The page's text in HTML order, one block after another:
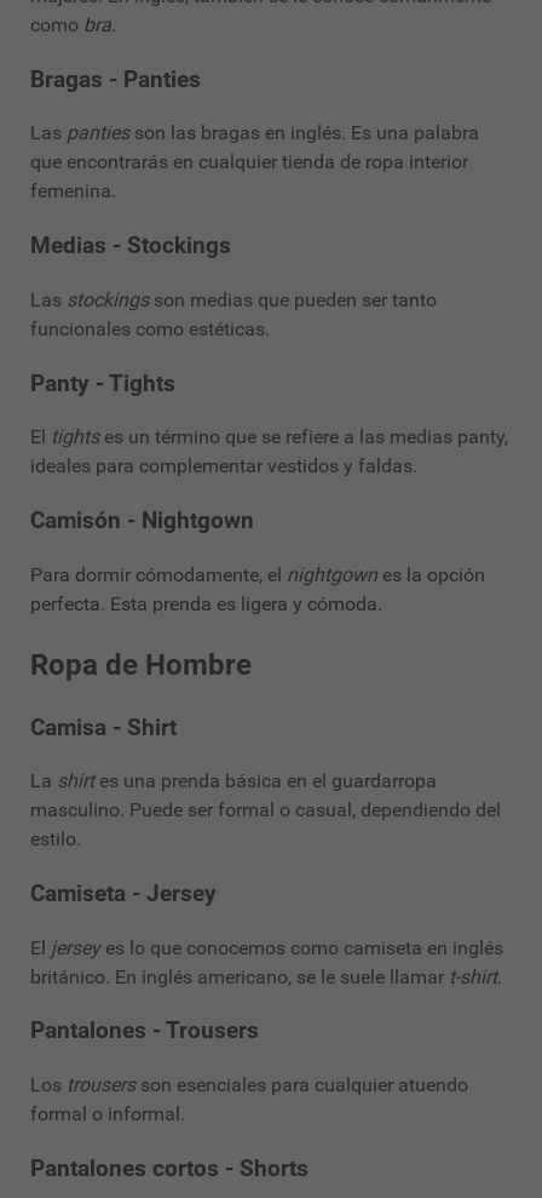
como bra.
Bragas - Panties
Las pantiesson las bragas en inglés. Es una palabra
que encontrarás en cualquier tienda de ropa interior
femenina.
Medias - Stockings
Las stockingsson medias que pueden ser tanto
funcionales como estéticas.
Panty - Tights
El tightses un término que se refiere a las medias panty,
ideales para complementar vestidos y faldas.
Camisón - Nightgown
Para dormir cómodamente, el nightgown es la opción
perfecta. Esta prenda es ligera y cómoda.
Ropa de Hombre
Camisa - Shirt
La shirtes una prenda básica en el guardarropa
masculino. Puede ser formal o casual, dependiendo del
estilo.
Camiseta - Jersey
El jerseyes lo que conocemos como camiseta en inglés
británico. En inglés americano, se le suele llamar t-shirt.
Pantalones - Trousers
Los trousersson esenciales para cualquier atuendo
formal o informal.
Pantalones cortos - Shorts